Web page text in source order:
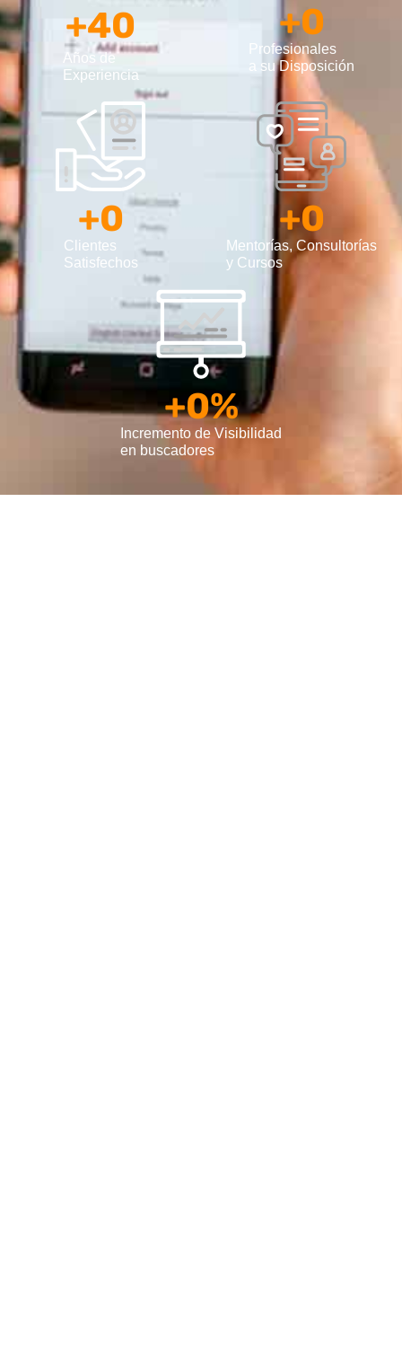
Años de
Experiencia
+40
Profesionales
a su Disposición
+0
Clientes
Satisfechos
+0
Mentorías, Consultorías
y Cursos
+0
Incremento de Visibilidad
en buscadores
+0%